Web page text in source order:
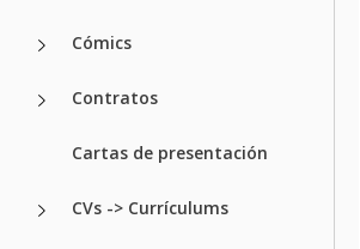
Cómics
Contratos
Cartas de presentación
CVs -> Currículums